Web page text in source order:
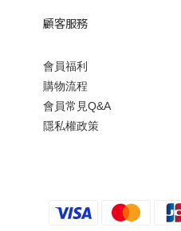
顧客服務
會員福利
購物流程
會員常見Q&A
隱私權政策